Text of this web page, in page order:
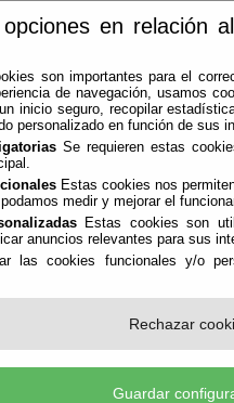
en relación
son importantes para el
de navegación, usamos
inicio seguro, recopilar
personalizado en función de sus
Se requieren estas
Estas cookies nos
medir y mejorar el
Estas cookies son
anuncios relevantes para sus
las cookies funcionales y/o
Rechazar
Guardar
AVISOS OFICINA
DE ALMERÍA
Fuente: Teleprensa.es